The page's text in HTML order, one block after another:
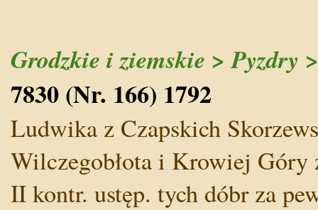
Grodzkie i ziemskie > Pyzdry
7830 (Nr. 166) 1792
Ludwika z Czapskich
Wilczegobłota i Krowiej Góry
II kontr. ustęp. tych dóbr za